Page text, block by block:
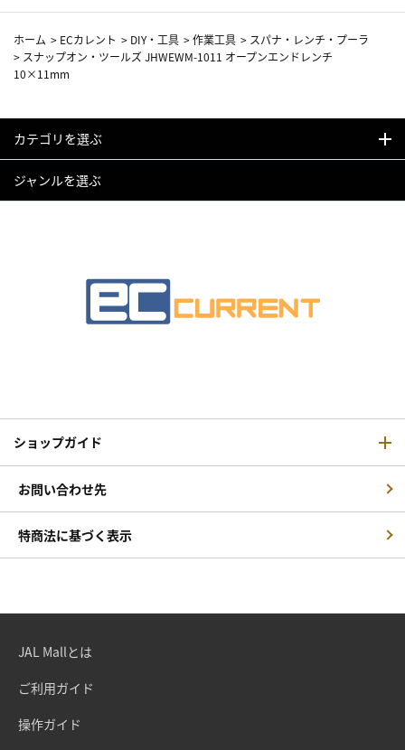
ホーム > ECカレント > DIY・工具 >作業工具 > スパナ・レンチ・プーラ
> スナップオン・ツールズ JHWEWM-1011 オープンエンドレンチ
10×11mm
カテゴリを選ぶ
ジャンルを選ぶ
ショップガイド
お問い合わせ先
特商法に基づく表示
JAL Mallとは
ご利用ガイド
操作ガイド